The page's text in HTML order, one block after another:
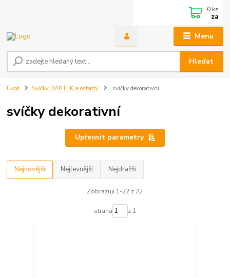
Menu
Hledat
0 ks
za
Úvod Svíčky BARTEK a ostatní svíčky dekorativní
svíčky dekorativní
Upřesnit parametry
Nejnovější Nejlevnější Nejdražší
Zobrazuji 1-22 z 22
strana z 1